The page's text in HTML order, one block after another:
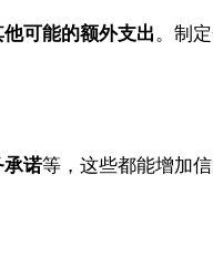
可能的额外支出。制
承诺等，这些都能增加